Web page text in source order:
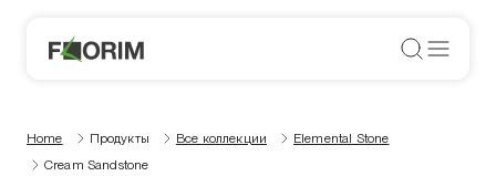
Home Продукты Все коллекции
Elemental Stone
Cream Sandstone